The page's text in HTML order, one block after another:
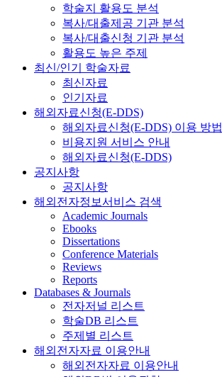
학술지 활용도 분석
복사/대출제공 기관 분석
복사/대출신청 기관 분석
활용도 높은 주제
최신/인기 학술자료
최신자료
인기자료
해외자료신청(E-DDS)
해외자료신청(E-DDS) 이용 방법
비용지원 서비스 안내
해외자료신청(E-DDS)
공지사항
공지사항
해외전자정보서비스 검색
Academic Journals
Ebooks
Dissertations
Conference Materials
Reviews
Reports
Databases & Journals
전자저널 리스트
학술DB 리스트
주제별 리스트
해외전자자료 이용안내
해외전자자료 이용안내